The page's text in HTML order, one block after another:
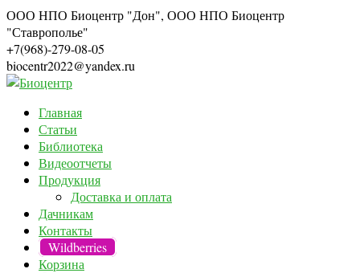
ООО НПО Биоцентр "Дон", ООО НПО Биоцентр
"Ставрополье"
+7(968)-279-08-05
biocentr2022@yandex.ru
Главная
Статьи
Библиотека
Видеоотчеты
Продукция
Доставка и оплата
Дачникам
Контакты
Wildberries
Корзина